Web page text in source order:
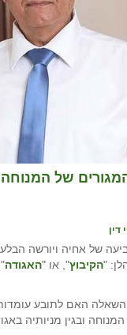
של המנוחה
דין
של אחיה ויורשה
"הקיבוץ", או "האגודה
השאלה האם לתובע
ובגין מניותיה